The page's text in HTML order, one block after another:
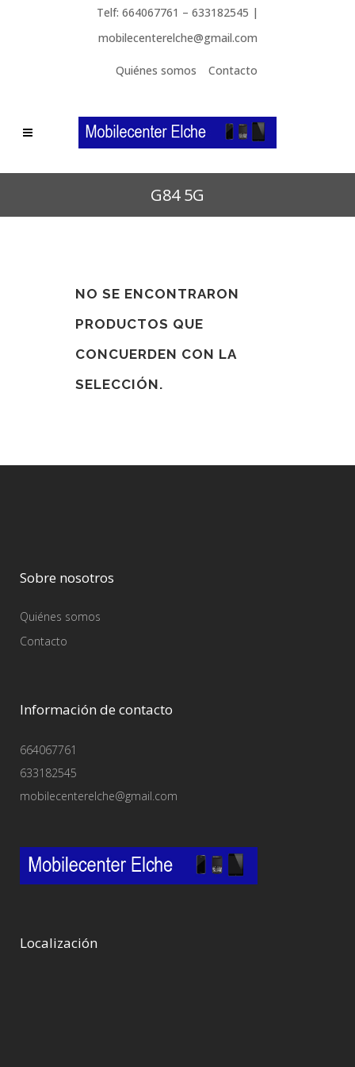
Telf: 664067761 – 633182545 |
mobilecenterelche@gmail.com
Quiénes somos Contacto
G84 5G
NO SE ENCONTRARON
PRODUCTOS QUE
CONCUERDEN CON LA
SELECCIÓN.
Sobre nosotros
Quiénes somos
Contacto
Información de contacto
664067761
633182545
mobilecenterelche@gmail.com
Localización